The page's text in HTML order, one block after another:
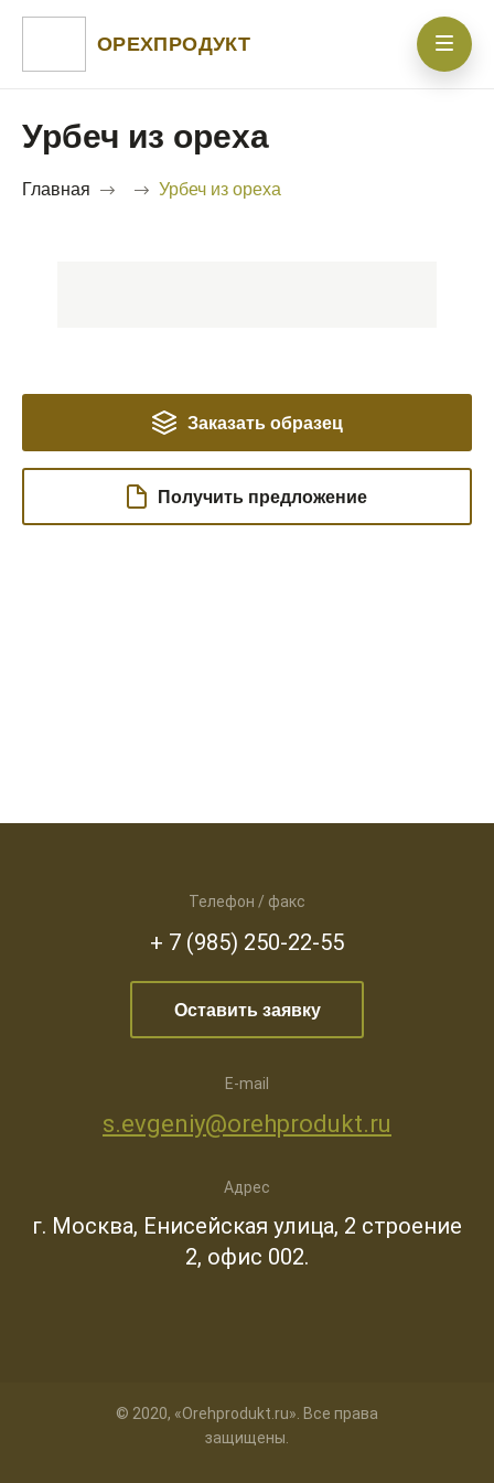
ОРЕХПРОДУКТ
Урбеч из ореха
Главная Урбеч из ореха
Заказать образец
Получить предложение
Телефон / факс
+ 7 (985) 250-22-55
Оставить заявку
E-mail
s.evgeniy@orehprodukt.ru
Адрес
г. Москва, Енисейская улица, 2 строение
2, офис 002.
© 2020, «Orehprodukt.ru». Все права
защищены.